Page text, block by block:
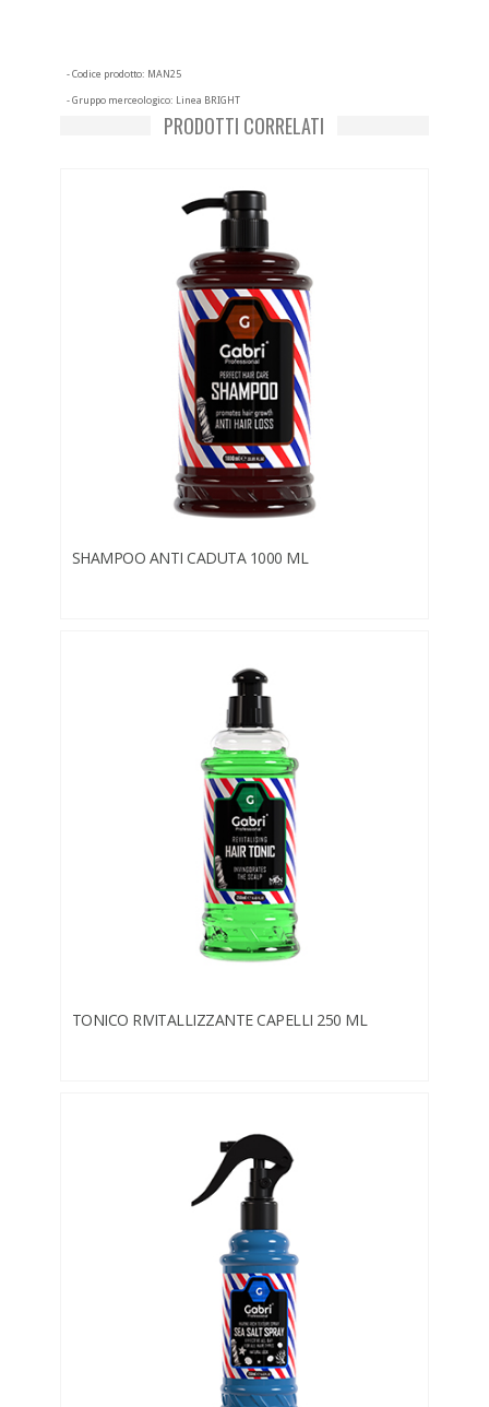
- Codice prodotto: MAN25
- Gruppo merceologico: Linea BRIGHT
PRODOTTI CORRELATI
SHAMPOO ANTI CADUTA 1000 ML
TONICO RIVITALLIZZANTE CAPELLI 250 ML